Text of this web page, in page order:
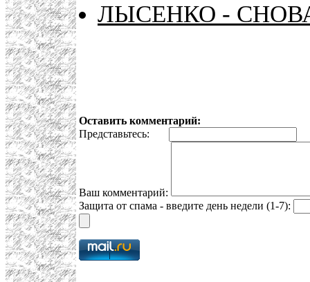
ЛЫСЕНКО -
Оставить комментарий:
Представьтесь:
Ваш комментарий:
Защита от спама - введите день недели (1-7):